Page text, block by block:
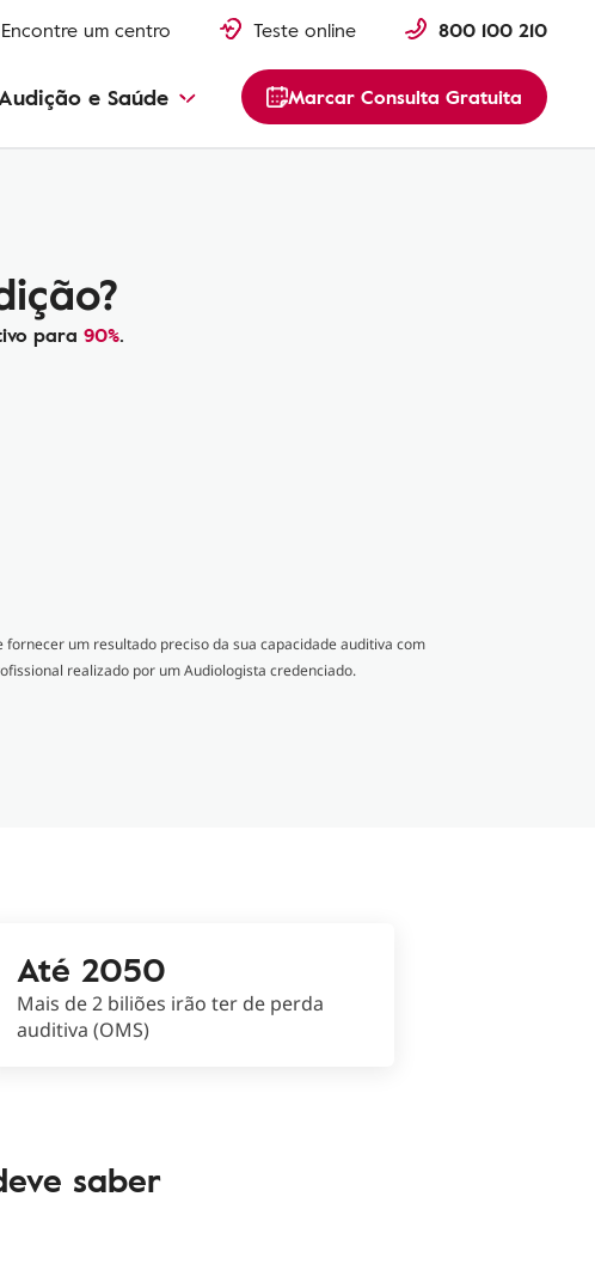
Encontre um centro Teste online 800 100 210
e Saúde Marcar Consulta Gratuita
para 90%.
um resultado preciso da sua capacidade auditiva com
realizado por um Audiologista credenciado.
Até 2050
Mais de 2 biliões irão ter de perda
auditiva (OMS)
saber